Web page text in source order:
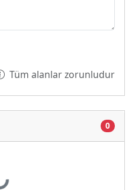
Tüm alanlar zorunludur
0